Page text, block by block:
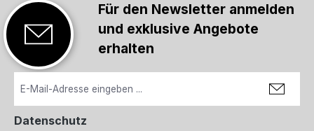
Für den Newsletter anmelden
und exklusive Angebote
erhalten
Datenschutz